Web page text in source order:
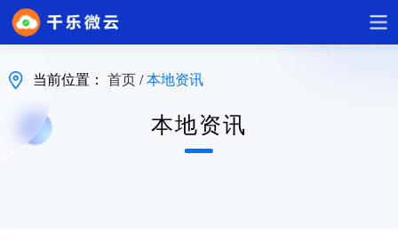
当前位置： 首页 /本地资讯
本地资讯